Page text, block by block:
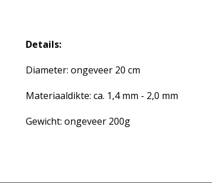
Details:
Diameter: ongeveer 20 cm
Materiaaldikte: ca. 1,4 mm - 2,0 mm
Gewicht: ongeveer 200g